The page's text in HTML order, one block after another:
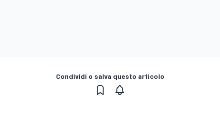
Condividi o salva questo articolo